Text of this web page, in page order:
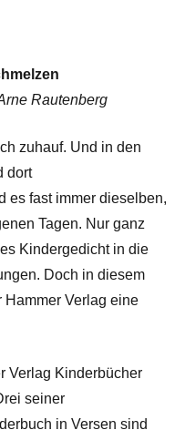
Rautenberg
zuhauf. Und in den
dort
es fast immer dieselben,
Tagen. Nur ganz
Kindergedicht in die
Doch in diesem
Hammer Verlag eine
Verlag Kinderbücher
seiner
in Versen sind